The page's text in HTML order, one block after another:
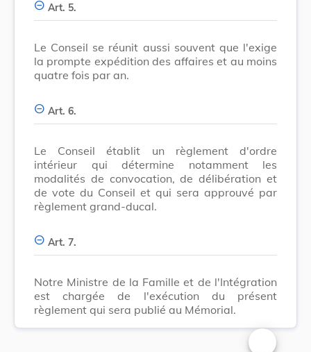
Art. 5.
Le Conseil se réunit aussi souvent que l'exige
la prompte expédition des affaires et au moins
quatre fois par an.
Art. 6.
Le Conseil établit un règlement d'ordre
intérieur qui détermine notamment les
modalités de convocation, de délibération et
de vote du Conseil et qui sera approuvé par
règlement grand-ducal.
Art. 7.
Notre Ministre de la Famille et de l'Intégration
est chargée de l'exécution du présent
règlement qui sera publié au Mémorial.